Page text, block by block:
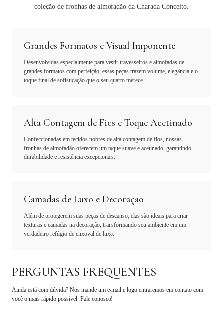
coleção de fronhas de almofadão da Charada Conceito.
Grandes Formatos e Visual Imponente
Desenvolvidas especialmente para vestir travesseiros e almofadas de
grandes formatos com perfeição, essas peças trazem volume, elegância e o
toque final de sofisticação que o seu quarto merece.
Alta Contagem de Fios e Toque Acetinado
Confeccionadas em tecidos nobres de alta contagem de fios, nossas
fronhas de almofadão oferecem um toque suave e acetinado, garantindo
durabilidade e resistência excepcionais.
Camadas de Luxo e Decoração
Além de protegerem suas peças de descanso, elas são ideais para criar
texturas e camadas na decoração, transformando seu ambiente em um
verdadeiro refúgio de enxoval de luxo.
PERGUNTAS FREQUENTES
Ainda está com dúvida? Nos mande um e-mail e logo entraremos em contato com
você o mais rápido possível. Fale conosco!